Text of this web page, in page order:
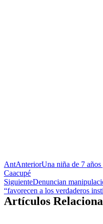
AntAnteriorUna niña de 7
Caacupé
SiguienteDenuncian
“favorecen a los verdaderos
Artículos